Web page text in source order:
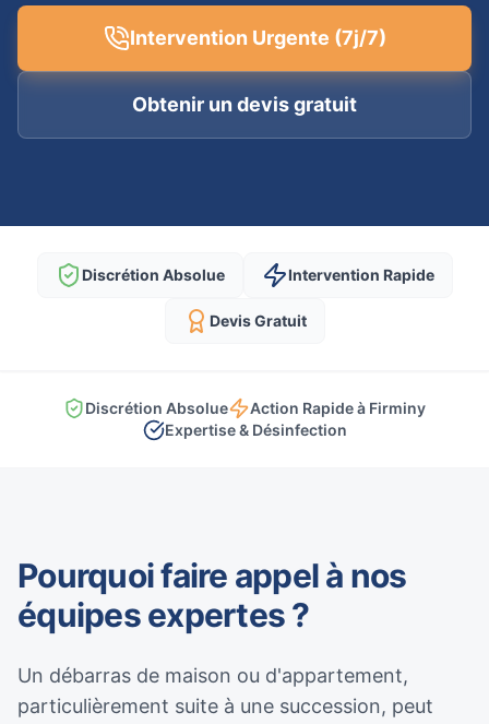
Intervention Urgente (7j/7)
Obtenir un devis gratuit
Discrétion Absolue Intervention Rapide
Devis Gratuit
Discrétion Absolue
Action Rapide à Firminy
Expertise & Désinfection
Pourquoi faire appel à nos
équipes expertes ?
Un débarras de maison ou d'appartement,
particulièrement suite à une succession, peut